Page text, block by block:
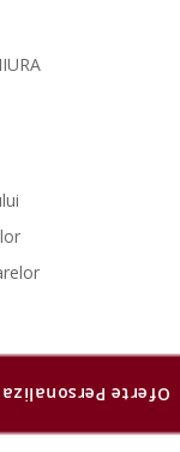
Personalizate